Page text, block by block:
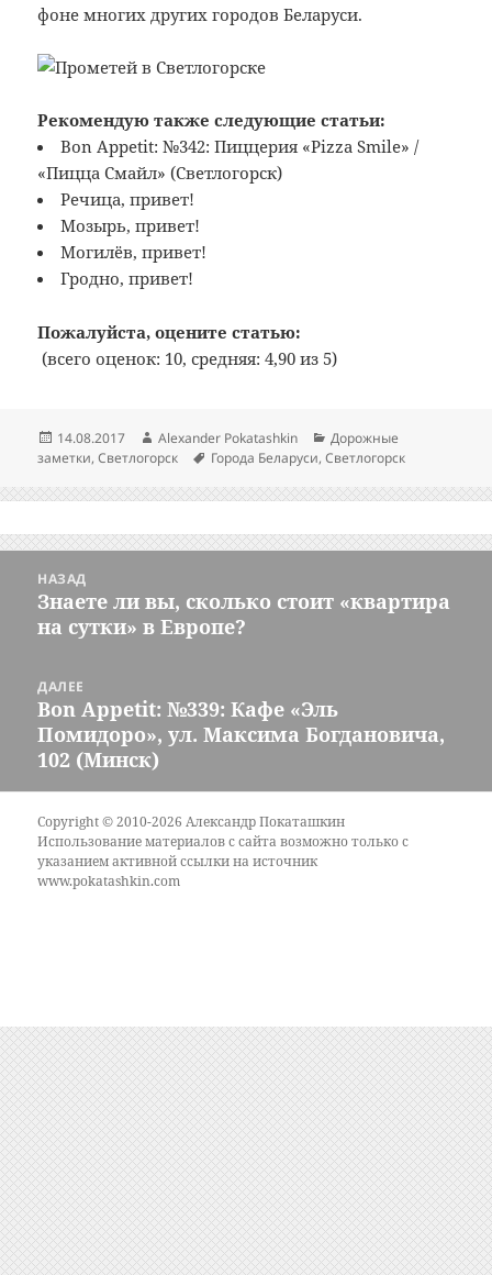
фоне многих других городов Беларуси.
Рекомендую также следующие статьи:
Bon Appetit: №342: Пиццерия «Pizza Smile» /
«Пицца Смайл» (Светлогорск)
Речица, привет!
Мозырь, привет!
Могилёв, привет!
Гродно, привет!
Пожалуйста, оцените статью:
(всего оценок: 10, средняя: 4,90 из 5)
Опубликовано
14.08.2017 Автор
Alexander Pokatashkin Рубрики
Дорожные
заметки,Светлогорск Метки
Города Беларуси,Светлогорск
записям
НАЗАД
Предыдущая
запись:
Знаете ли вы, сколько стоит «квартира
на сутки» в Европе?
ДАЛЕЕ
Следующая
запись:
Bon Appetit: №339: Кафе «Эль
Помидоро», ул. Максима Богдановича,
102 (Минск)
Copyright © 2010-2026 Александр Покаташкин
Использование материалов с сайта возможно только с
указанием активной ссылки на источник
www.pokatashkin.com